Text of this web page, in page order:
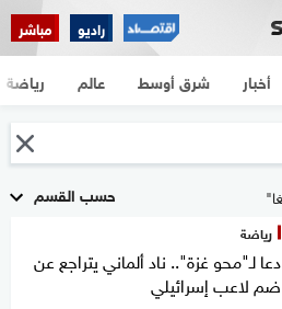
راديو مباشر
أخبار شرق أوسط عالم رياضة
حسب القسم
رياضة
دعا لـ"محو غزة".. ناد ألماني يتراجع عن
ضم لاعب إسرائيلي